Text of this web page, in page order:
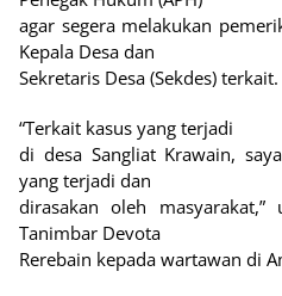
agar segera melakukan
Kepala Desa dan
Sekretaris Desa (Sekdes) terkait.
“Terkait kasus yang terjadi
di desa Sangliat Krawain,
yang terjadi dan
dirasakan oleh masyarakat,”
Tanimbar Devota
Rerebain kepada wartawan di